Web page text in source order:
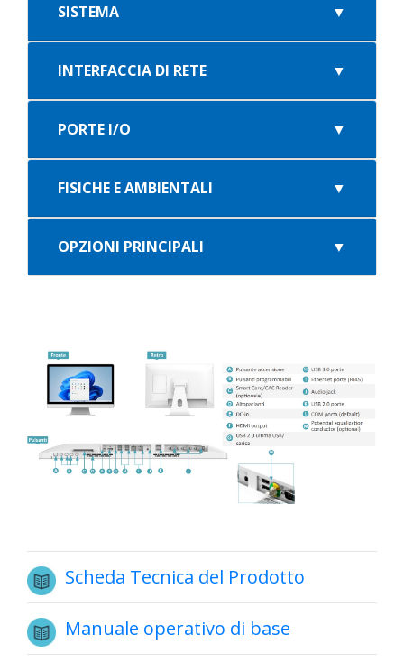
SISTEMA
INTERFACCIA DI RETE
PORTE I/O
FISICHE E AMBIENTALI
OPZIONI PRINCIPALI
Scheda Tecnica del Prodotto
Manuale operativo di base